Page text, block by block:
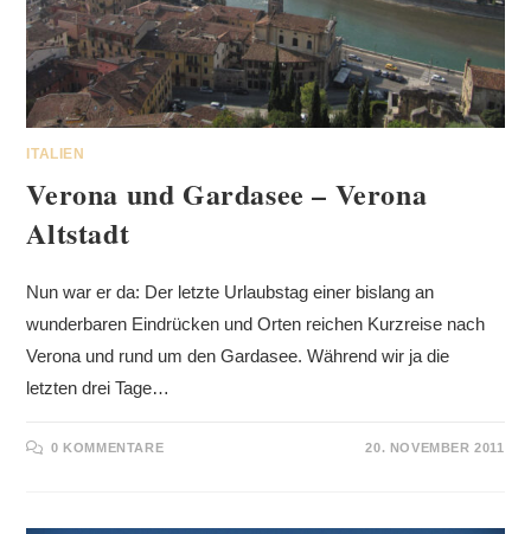
ITALIEN
Verona und Gardasee – Verona
Altstadt
Nun war er da: Der letzte Urlaubstag einer bislang an
wunderbaren Eindrücken und Orten reichen Kurzreise nach
Verona und rund um den Gardasee. Während wir ja die
letzten drei Tage…
0 KOMMENTARE 20. NOVEMBER 2011